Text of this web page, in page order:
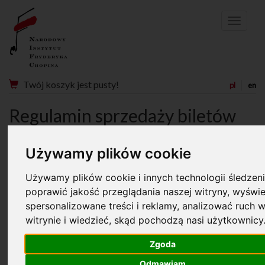
Używamy plików cookie
Używamy plików cookie i innych technologii
poprawić jakość przeglądania naszej witryny,
spersonalizowane treści i reklamy, analizować ruch
witrynie i wiedzieć, skąd pochodzą nasi
Zgoda
Menu
pl en
Twój koszyk jest pusty!
Regulamin sprzedaży biletów
Regulamin sprzedaży Biletów
w trybie online
§ 1
Używane w Regulaminie pojęcia oznaczają:
1) Bilety – bilety na koncerty organizowane w ramach
2) Koncert – wszystkie koncerty, wszystkie konkursy